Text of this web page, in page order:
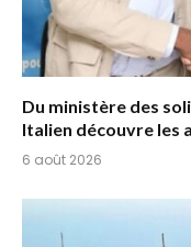
Du ministère des
Italien découvre les
6 août 2026